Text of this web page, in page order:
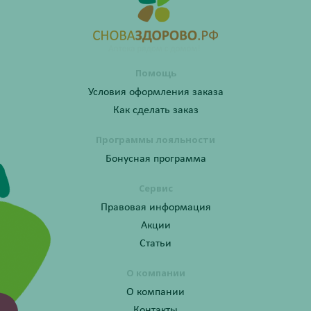
Помощь
Условия оформления заказа
Как сделать заказ
Программы лояльности
Бонусная программа
Сервис
Правовая информация
Акции
Статьи
О компании
О компании